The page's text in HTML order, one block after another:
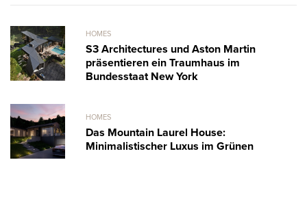
HOMES
S3 Architectures und Aston Martin
präsentieren ein Traumhaus im
Bundesstaat New York
HOMES
Das Mountain Laurel House:
Minimalistischer Luxus im Grünen